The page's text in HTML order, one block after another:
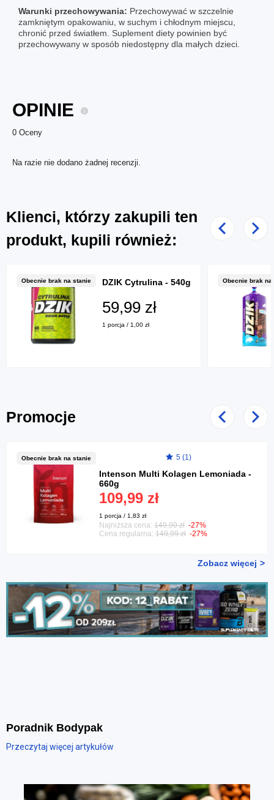
Warunki przechowywania: Przechowywać w szczelnie
zamkniętym opakowaniu, w suchym i chłodnym miejscu,
chronić przed światłem. Suplement diety powinien być
przechowywany w sposób niedostępny dla małych dzieci.
OPINIE
0 Oceny
Na razie nie dodano żadnej recenzji.
Klienci, którzy zakupili ten
produkt, kupili również:
Poprzedni
Obecnie brak na stanie DZIK Cytrulina - 540g
59,99 zł
1 porcja / 1,00 zł
Obecnie brak na
Promocje Poprzedni
Obecnie brak na stanie 5 (1)
Intenson Multi Kolagen Lemoniada -
660g
109,99 zł
1 porcja / 1,83 zł
Najniższa cena: 149,99 zł -27%
Cena regularna: 149,99 zł -27%
Zobacz więcej
Poradnik Bodypak
Przeczytaj więcej artykułów